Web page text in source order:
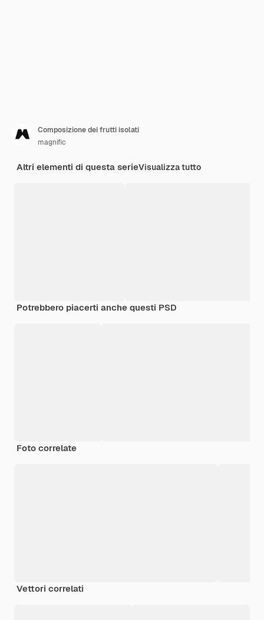
Composizione dei frutti isolati
magnific
Altri elementi di questa serieVisualizza tutto
Potrebbero piacerti anche questi PSD
Foto correlate
Vettori correlati